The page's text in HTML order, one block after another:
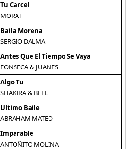
Tu Carcel
MORAT
Baila Morena
SERGIO DALMA
Antes Que El Tiempo Se Vaya
FONSECA & JUANES
Algo Tu
SHAKIRA & BEELE
Ultimo Baile
ABRAHAM MATEO
Imparable
ANTOÑITO MOLINA